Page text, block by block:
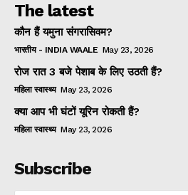
The latest
कौन हैं यमुना संगरासिवम?
भारतीय - INDIA WAALE May 23, 2026
रोज रात 3 बजे पेशाब के लिए उठती हैं?
महिला स्वास्थ्य May 23, 2026
क्या आप भी घंटों यूरिन रोकती हैं?
महिला स्वास्थ्य May 23, 2026
Subscribe